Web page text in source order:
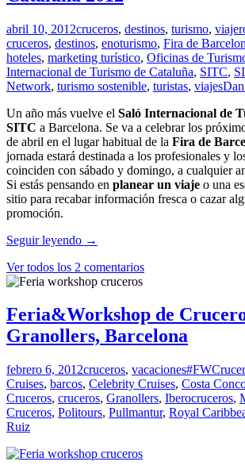
abril 10, 2012cruceros, destinos, turismo,
cruceros, destinos, enoturismo, Fira de
hoteles, marketing turístico, Oficinas de
Internacional de Turismo de Cataluña, SITC,
Network, turismo sostenible, turistas, viajes
Un año más vuelve el Saló Internacional de
SITC a Barcelona. Se va a celebrar los
de abril en el lugar habitual de la Fira de
jornada estará destinada a los profesionales y
coinciden con sábado y domingo, a cualquier
Si estás pensando en planear un viaje o una
sitio para recabar información fresca o cazar
promoción.
Seguir leyendo Salón
de
Turismo
Cataluña
2012
→
Ver todos los 2 comentarios
Feria&Workshop de
Granollers, Barcelona
febrero 6, 2012cruceros, vacaciones
Cruises, barcos, Celebrity Cruises, Costa
Cruceros, cruceros, Granollers, Iberocruceros,
Cruceros, Politours, Pullmantur, Royal
Ruiz